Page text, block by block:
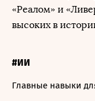
«Реалом» и
высоких в
#ИИ
Главные навыки